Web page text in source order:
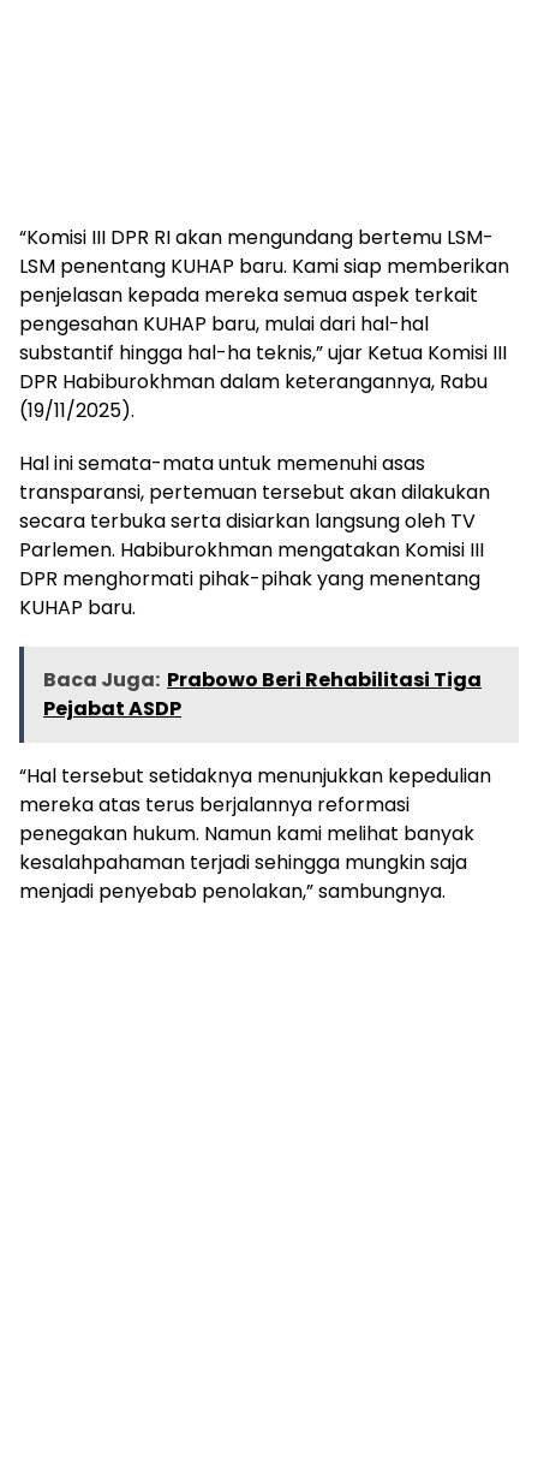
“Komisi III DPR RI akan mengundang bertemu LSM-
LSM penentang KUHAP baru. Kami siap memberikan
penjelasan kepada mereka semua aspek terkait
pengesahan KUHAP baru, mulai dari hal-hal
substantif hingga hal-ha teknis,” ujar Ketua Komisi III
DPR Habiburokhman dalam keterangannya, Rabu
(19/11/2025).
Hal ini semata-mata untuk memenuhi asas
transparansi, pertemuan tersebut akan dilakukan
secara terbuka serta disiarkan langsung oleh TV
Parlemen. Habiburokhman mengatakan Komisi III
DPR menghormati pihak-pihak yang menentang
KUHAP baru.
Baca Juga: Prabowo Beri Rehabilitasi Tiga
Pejabat ASDP
“Hal tersebut setidaknya menunjukkan kepedulian
mereka atas terus berjalannya reformasi
penegakan hukum. Namun kami melihat banyak
kesalahpahaman terjadi sehingga mungkin saja
menjadi penyebab penolakan,” sambungnya.